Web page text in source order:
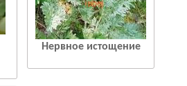
Нервное истощение